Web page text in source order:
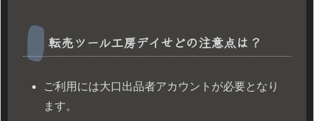
転売ツール工房デイせどの注意点は？
ご利用には大口出品者アカウントが必要となり
ます。